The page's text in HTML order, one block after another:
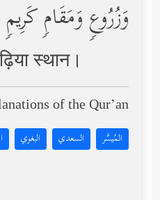
وَزُرُوعࣲ وَمَقَامࣲ كَرِیمࣲ
स्थान।
of the Qur’an:
المُيسَّر السعدي البغوي